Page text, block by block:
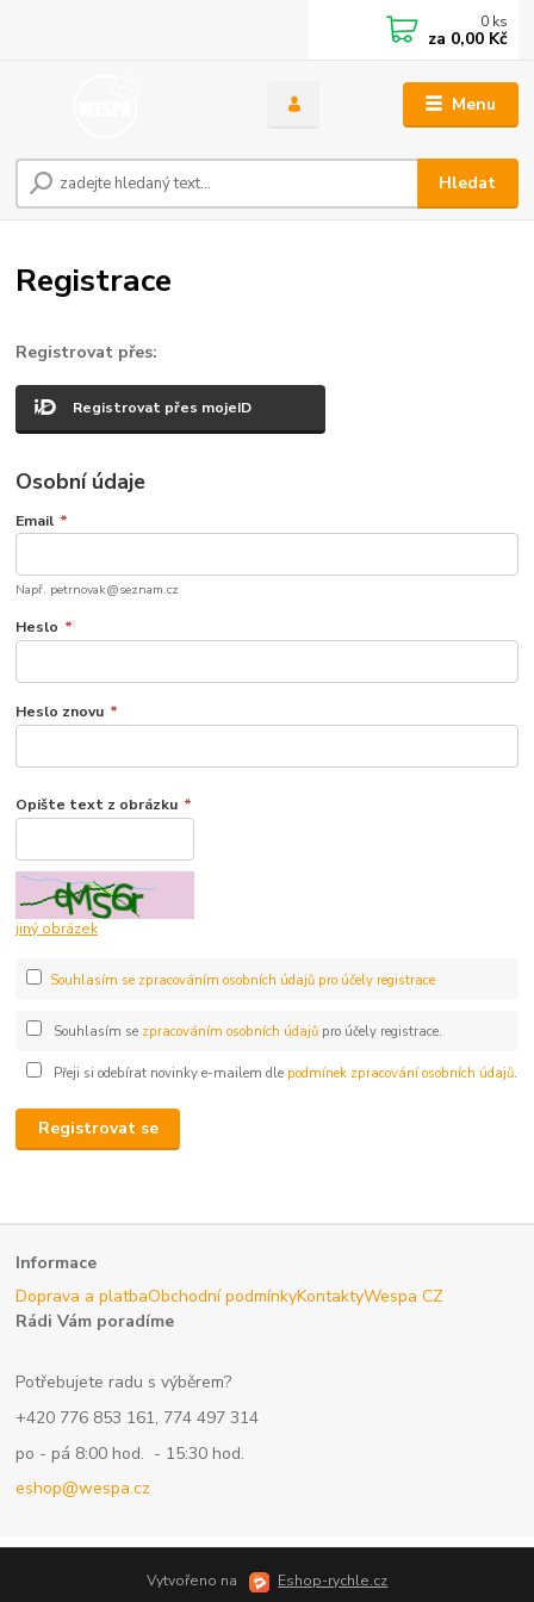
Menu
Hledat
0 ks
za 0,00 Kč
Registrace
Registrovat přes:
Registrovat přes mojeID
Osobní údaje
Email *
Např. petrnovak@seznam.cz
Heslo *
Heslo znovu *
Opište text z obrázku *
jiný obrázek
Souhlasím se zpracováním osobních údajů pro účely registrace
Souhlasím se zpracováním osobních údajůpro účely registrace.
Přeji si odebírat novinky e-mailem dle podmínek zpracování osobních údajů.
Registrovat se
Informace
Doprava a platbaObchodní podmínkyKontaktyWespa CZ
Rádi Vám poradíme
Potřebujete radu s výběrem?
+420 776 853 161, 774 497 314
po - pá 8:00 hod. - 15:30 hod.
eshop@wespa.cz
Vytvořeno na Eshop-rychle.cz